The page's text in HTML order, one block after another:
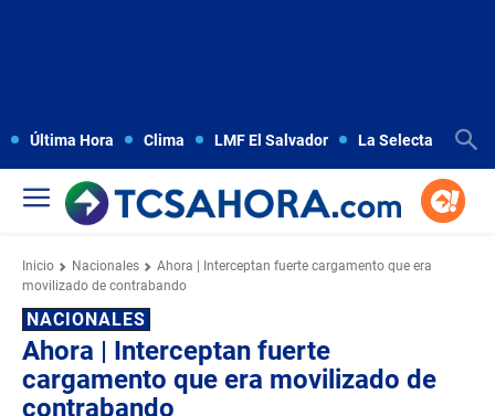
Última Hora Clima LMF El Salvador La Selecta
Inicio Nacionales
Ahora | Interceptan fuerte cargamento que era
movilizado de contrabando
NACIONALES
Ahora | Interceptan fuerte
cargamento que era movilizado de
contrabando